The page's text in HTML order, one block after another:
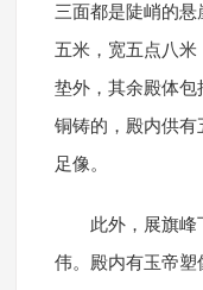
三面都是陡峭的
五米，宽五点八
垫外，其余殿体包
铜铸的，殿内供
足像。
此外，展旗
伟。殿内有玉帝塑